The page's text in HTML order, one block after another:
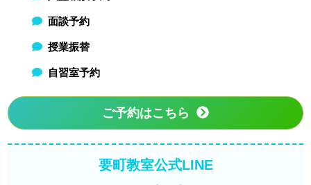
面談予約
授業振替
自習室予約
ご予約はこちら
要町教室公式LINE